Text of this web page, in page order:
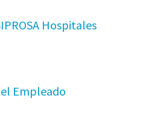
Hospitales
Empleado